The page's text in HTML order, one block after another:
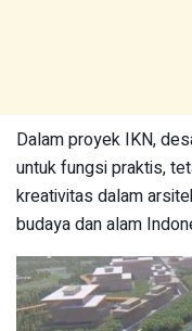
Dalam proyek IKN,
untuk fungsi praktis,
kreativitas dalam
budaya dan alam